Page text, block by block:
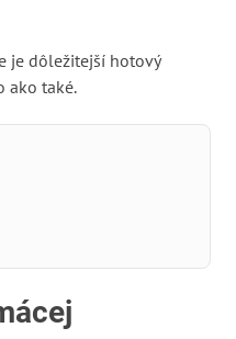
je dôležitejší hotový
ako také.